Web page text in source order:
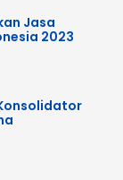
Jasa
2023